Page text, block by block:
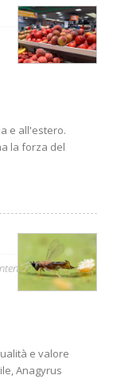
e all'estero.
la forza del
sponsorizzato
e valore
Anagyrus